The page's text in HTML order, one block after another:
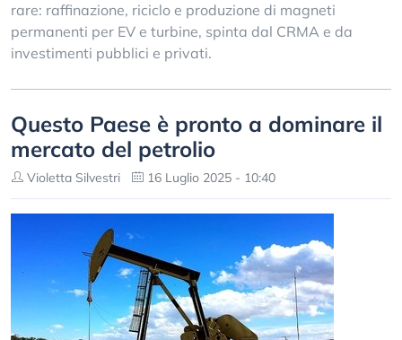
rare: raffinazione, riciclo e produzione di magneti
permanenti per EV e turbine, spinta dal CRMA e da
investimenti pubblici e privati.
Questo Paese è pronto a dominare il
mercato del petrolio
Violetta Silvestri 16 Luglio 2025 - 10:40